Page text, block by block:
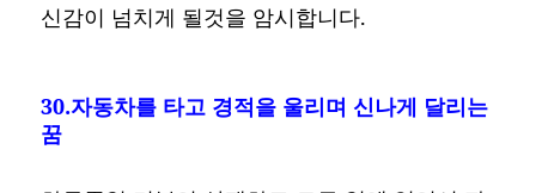
신감이 넘치게 될것을 암시합니다.
30.자동차를 타고 경적을 울리며 신나게 달리는
꿈